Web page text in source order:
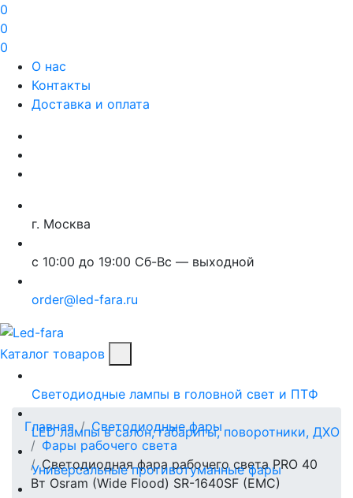
0
0
0
О нас
Контакты
Доставка и оплата
г. Москва
с 10:00 до 19:00 Сб-Вс — выходной
order@led-fara.ru
Каталог товаров
Светодиодные лампы в головной свет и ПТФ
LED лампы в салон, габариты, поворотники, ДХО
Универсальные противотуманные фары
Главная
Светодиодные фары
Фары рабочего света
Светодиодная фара рабочего света PRO 40
Вт Osram (Wide Flood) SR-1640SF (EMC)